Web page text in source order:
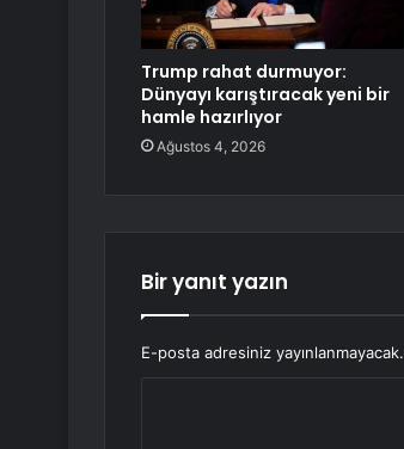
Trump rahat durmuyor:
Dünyayı karıştıracak yeni bir
hamle hazırlıyor
Ağustos 4, 2026
Bir yanıt yazın
E-posta adresiniz yayınlanmayacak.